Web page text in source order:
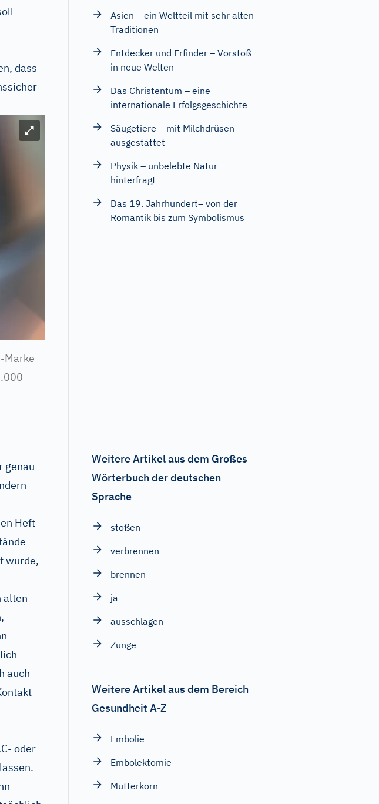
dass
Bild vergrößern
Marke
genau
Heft
wurde,
alten
auch
oder
Asien – ein Weltteil mit sehr alten
Traditionen
Entdecker und Erfinder – Vorstoß
in neue Welten
Das Christentum – eine
internationale Erfolgsgeschichte
Säugetiere – mit Milchdrüsen
ausgestattet
Physik – unbelebte Natur
hinterfragt
Das 19. Jahrhundert– von der
Romantik bis zum Symbolismus
Weitere Artikel aus dem Großes
Wörterbuch der deutschen
Sprache
stoßen
verbrennen
brennen
ja
ausschlagen
Zunge
Weitere Artikel aus dem Bereich
Gesundheit A-Z
Embolie
Embolektomie
Mutterkorn